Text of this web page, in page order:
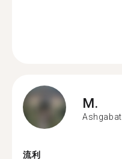
M.
Ashgabat
流利